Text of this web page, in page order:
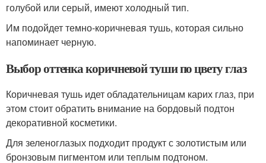
голубой или серый, имеют холодный тип.
Им подойдет темно-коричневая тушь, которая сильно
напоминает черную.
Выбор оттенка коричневой туши по цвету глаз
Коричневая тушь идет обладательницам карих глаз, при
этом стоит обратить внимание на бордовый подтон
декоративной косметики.
Для зеленоглазых подходит продукт с золотистым или
бронзовым пигментом или теплым подтоном.